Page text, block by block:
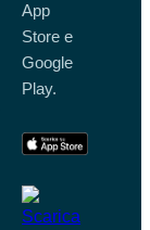
App
Store e
Google
Play.